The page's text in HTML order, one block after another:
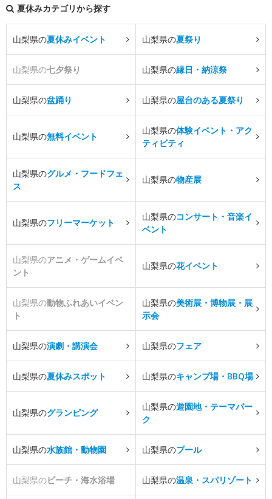
夏休みカテゴリから探す
山梨県の夏休みイベント 山梨県の夏祭り
山梨県の七夕祭り 山梨県の縁日・納涼祭
山梨県の盆踊り 山梨県の屋台のある夏祭り
山梨県の無料イベント
山梨県の体験イベント・アク
ティビティ
山梨県のグルメ・フードフェ
ス
山梨県の物産展
山梨県のフリーマーケット
山梨県のコンサート・音楽イ
ベント
山梨県のアニメ・ゲームイベ
ント
山梨県の花イベント
山梨県の動物ふれあいイベン
ト
山梨県の美術展・博物展・展
示会
山梨県の演劇・講演会 山梨県のフェア
山梨県の夏休みスポット 山梨県のキャンプ場・BBQ場
山梨県のグランピング
山梨県の遊園地・テーマパー
ク
山梨県の水族館・動物園 山梨県のプール
山梨県のビーチ・海水浴場 山梨県の温泉・スパリゾート